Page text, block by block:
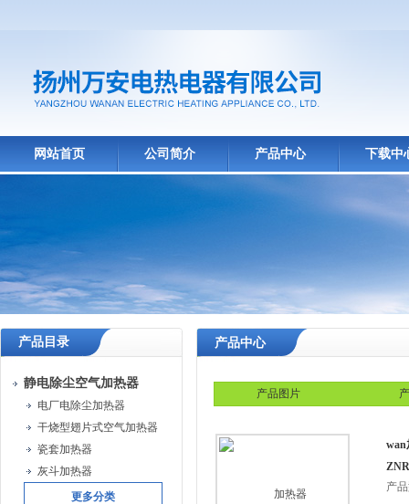
网站首页 公司简介 产品中心 下载中
产品目录
静电除尘空气加热器
电厂电除尘加热器
干烧型翅片式空气加热器
瓷套加热器
灰斗加热器
更多分类
产品中心
产品图片
wan
产